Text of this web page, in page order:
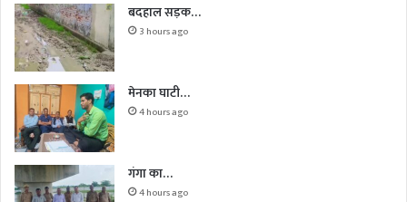
बदहाल सड़क…
3 hours ago
मेनका घाटी…
4 hours ago
गंगा का…
4 hours ago